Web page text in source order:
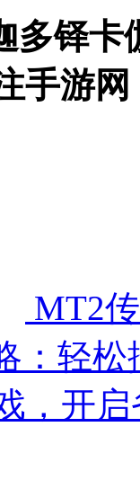
多铎
手游网
MT2